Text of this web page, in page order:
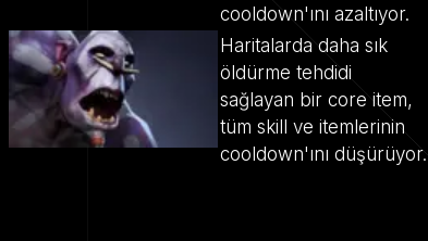
cooldown'ını azaltıyor.
Haritalarda daha sık
öldürme tehdidi
sağlayan bir core item,
tüm skill ve itemlerinin
cooldown'ını düşürüyor.